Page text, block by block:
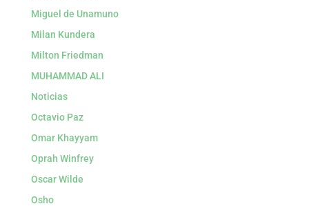
Miguel de Unamuno
Milan Kundera
Milton Friedman
MUHAMMAD ALI
Noticias
Octavio Paz
Omar Khayyam
Oprah Winfrey
Oscar Wilde
Osho